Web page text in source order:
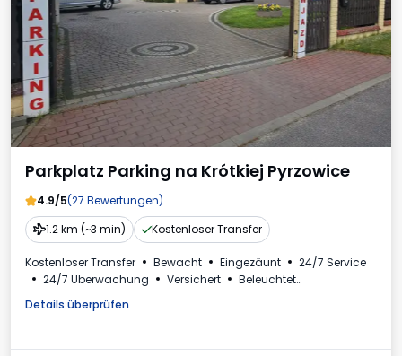
Parkplatz Parking na Krótkiej Pyrzowice
4.9/5(27 Bewertungen)
1.2 km (~3 min)
Kostenloser Transfer
Kostenloser Transfer Bewacht Eingezäunt
24/7 Service
24/7 Überwachung
Versichert
Beleuchtet
Details überprüfen